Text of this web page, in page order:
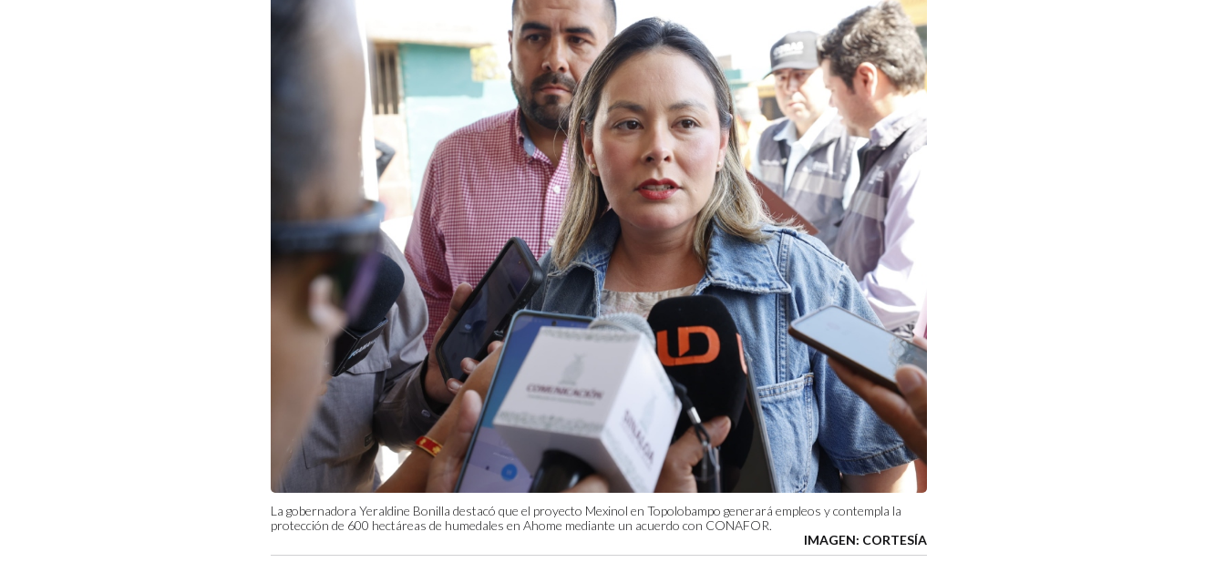
La gobernadora Yeraldine Bonilla destacó que el proyecto Mexinol en Topolobampo generará empleos y contempla la
protección de 600 hectáreas de humedales en Ahome mediante un acuerdo con CONAFOR.
IMAGEN: CORTESÍA